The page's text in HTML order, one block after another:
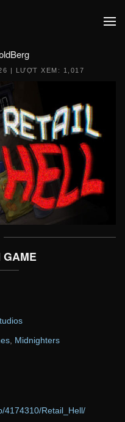
| LƯỢT XEM: 1,017
GAME
, Midnighters
4174310/Retail_Hell/